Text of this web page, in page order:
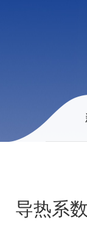
导热系